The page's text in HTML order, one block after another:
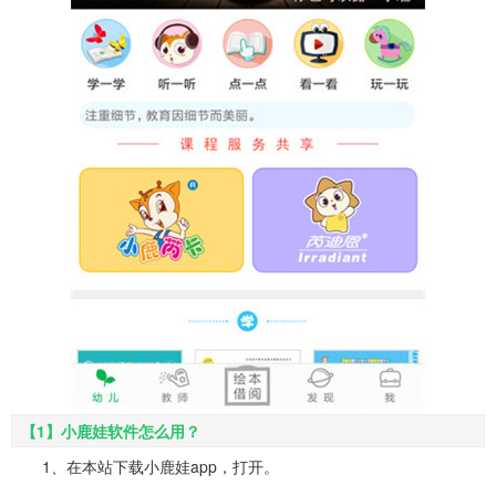
【1】小鹿娃软件怎么用？
1、在本站下载小鹿娃app，打开。